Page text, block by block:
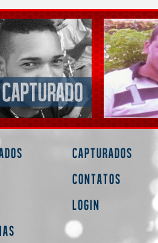
Capturados
Contatos
Login